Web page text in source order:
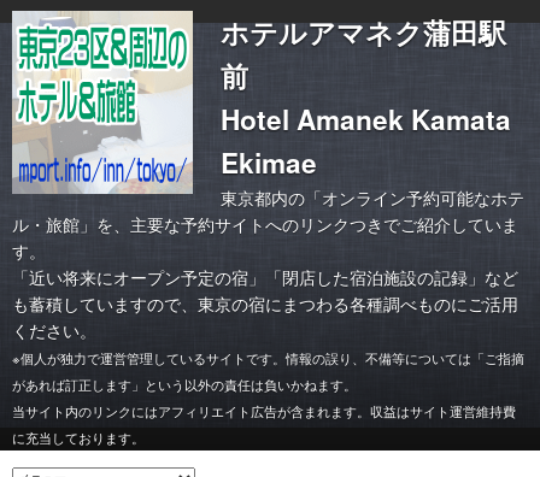
ホテルアマネク蒲田駅
前
Hotel Amanek Kamata
Ekimae
東京都内の「オンライン予約可能なホテ
ル・旅館」を、主要な予約サイトへのリンクつきでご紹介していま
す。
「近い将来にオープン予定の宿 」「閉店した宿泊施設の記録 」など
も蓄積していますので、東京の宿にまつわる各種調べものにご活用
ください。
※個人が独力で運営管理しているサイトです。情報の誤り、不備等については「ご指摘
があれば訂正します」という以外の責任は負いかねます。
当サイト内のリンクにはアフィリエイト広告が含まれます。収益はサイト運営維持費
に充当しております。